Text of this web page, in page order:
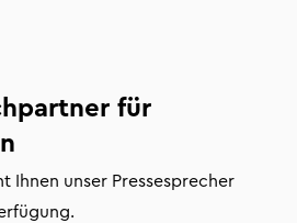
für
Ihnen unser Pressesprecher